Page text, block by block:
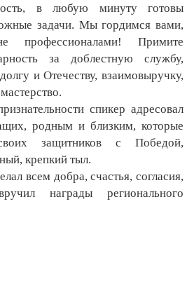
в любую минуту готовы
задачи. Мы гордимся вами,
профессионалами! Примите
за доблестную службу,
и Отечеству, взаимовыручку,
спикер адресовал
родным и близким, которые
защитников с Победой,
крепкий тыл.
всем добра, счастья, согласия,
награды регионального